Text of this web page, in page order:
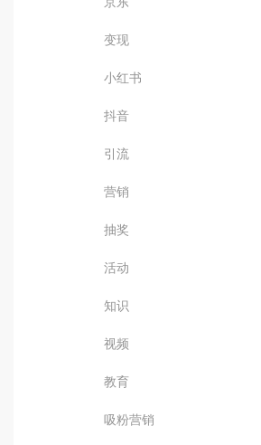
变现
小红书
抖音
引流
营销
抽奖
活动
知识
视频
教育
吸粉营销